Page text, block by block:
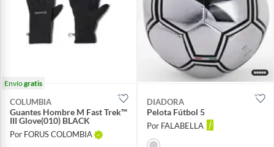
Envíogratis
COLUMBIA
Guantes Hombre M Fast Trek™
III Glove(010) BLACK
Por FORUS COLOMBIA
DIADORA
Pelota Fútbol 5
Por FALABELLA